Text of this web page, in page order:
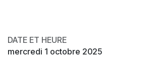
DATE ET HEURE
mercredi 1 octobre 2025